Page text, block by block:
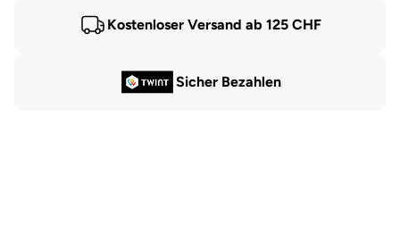
Kostenloser Versand ab 125 CHF
Sicher Bezahlen